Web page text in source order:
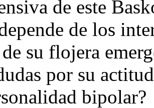
de este
de los
su flojera
por su
bipolar?